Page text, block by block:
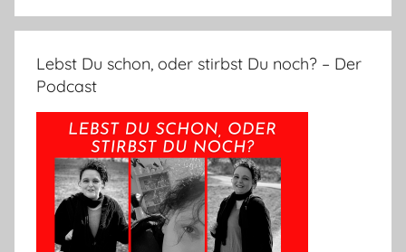
Lebst Du schon, oder stirbst Du noch? – Der
Podcast